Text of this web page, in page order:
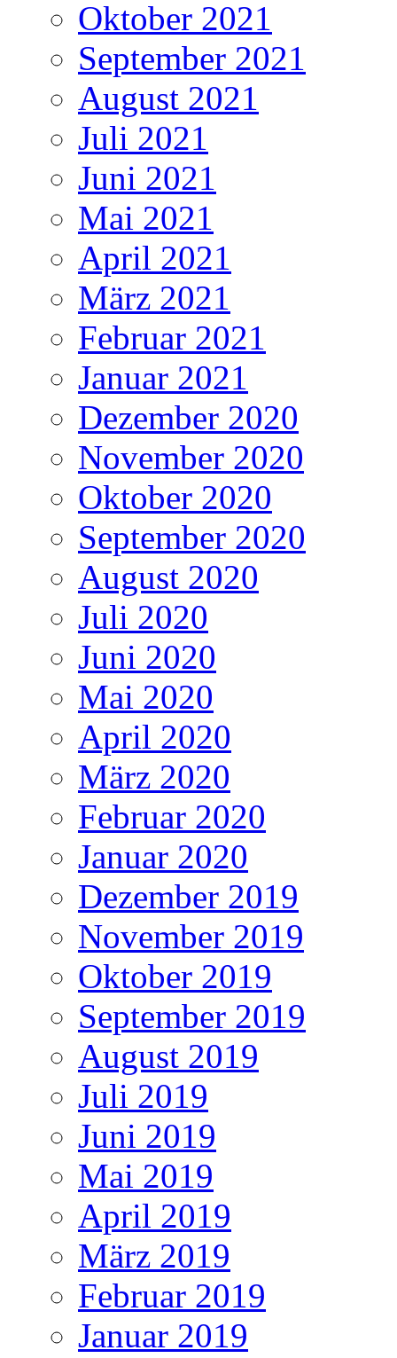
Oktober 2021
September 2021
August 2021
Juli 2021
Juni 2021
Mai 2021
April 2021
März 2021
Februar 2021
Januar 2021
Dezember 2020
November 2020
Oktober 2020
September 2020
August 2020
Juli 2020
Juni 2020
Mai 2020
April 2020
März 2020
Februar 2020
Januar 2020
Dezember 2019
November 2019
Oktober 2019
September 2019
August 2019
Juli 2019
Juni 2019
Mai 2019
April 2019
März 2019
Februar 2019
Januar 2019